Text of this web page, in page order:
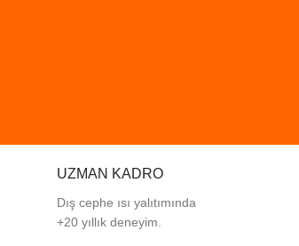
UZMAN KADRO
Dış cephe ısı yalıtımında
+20 yıllık deneyim.